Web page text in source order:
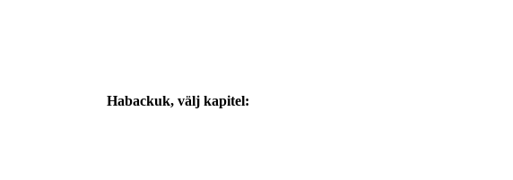
Habackuk, välj kapitel: